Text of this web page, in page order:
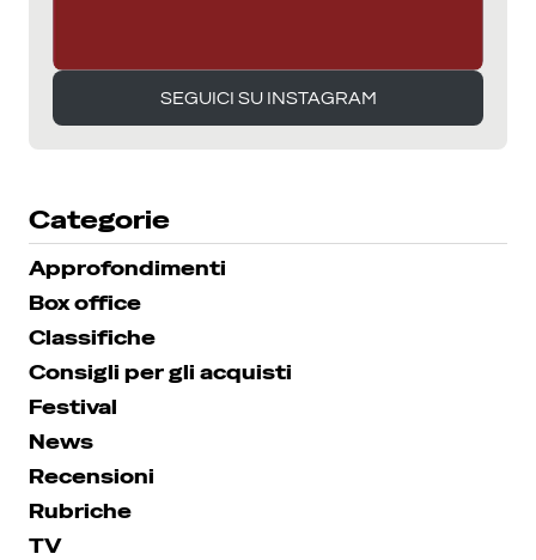
SEGUICI SU INSTAGRAM
SEGUICI SU INSTAGRAM
Categorie
Approfondimenti
Box office
Classifiche
Consigli per gli acquisti
Festival
News
Recensioni
Rubriche
TV